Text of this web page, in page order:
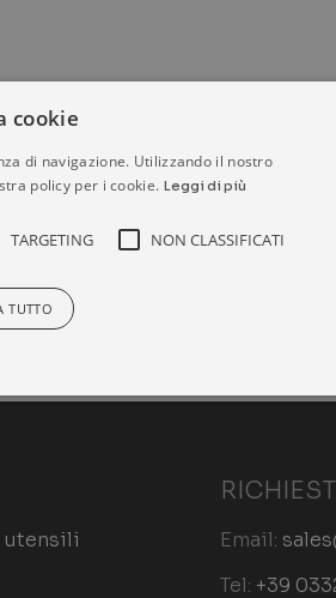
utensili
Email:
Tel: +39
cookie
di navigazione. Utilizzando il nostro
policy per i cookie. Leggi di più
TARGETING NON CLASSIFICATI
TUTTO
l'accesso dell'utente e la gestione dell'account. Il